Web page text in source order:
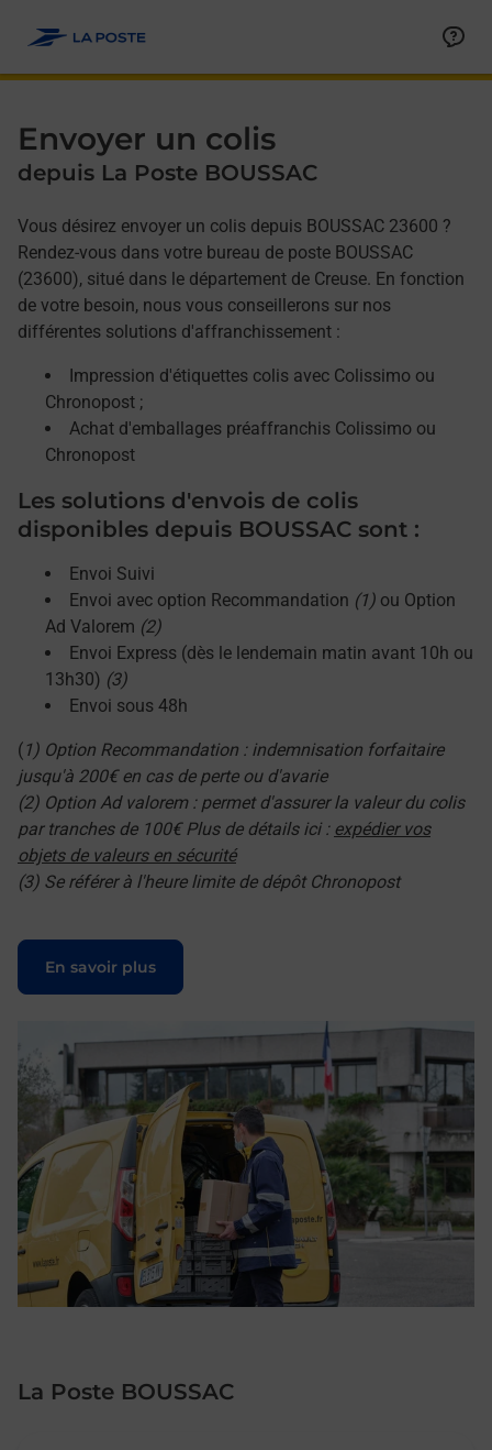
Envoyer un colis
depuis La Poste BOUSSAC
Vous désirez envoyer un colis depuis BOUSSAC 23600 ?
Rendez-vous dans votre bureau de poste BOUSSAC
(23600), situé dans le département de Creuse. En fonction
de votre besoin, nous vous conseillerons sur nos
différentes solutions d'affranchissement :
Impression d'étiquettes colis avec Colissimo ou
Chronopost ;
Achat d'emballages préaffranchis Colissimo ou
Chronopost
Les solutions d'envois de colis
disponibles depuis BOUSSAC sont :
Envoi Suivi
Envoi avec option Recommandation (1) ou Option
Ad Valorem (2)
Envoi Express (dès le lendemain matin avant 10h ou
13h30) (3)
Envoi sous 48h
( 1) Option Recommandation : indemnisation forfaitaire
jusqu'à 200€ en cas de perte ou d'avarie
(2) Option Ad valorem : permet d'assurer la valeur du colis
par tranches de 100€ Plus de détails ici : expédier vos
objets de valeurs en sécurité
(3) Se référer à l'heure limite de dépôt Chronopost
En savoir plus
Le lien s'ouvre dans un nouvel onglet
La Poste BOUSSAC